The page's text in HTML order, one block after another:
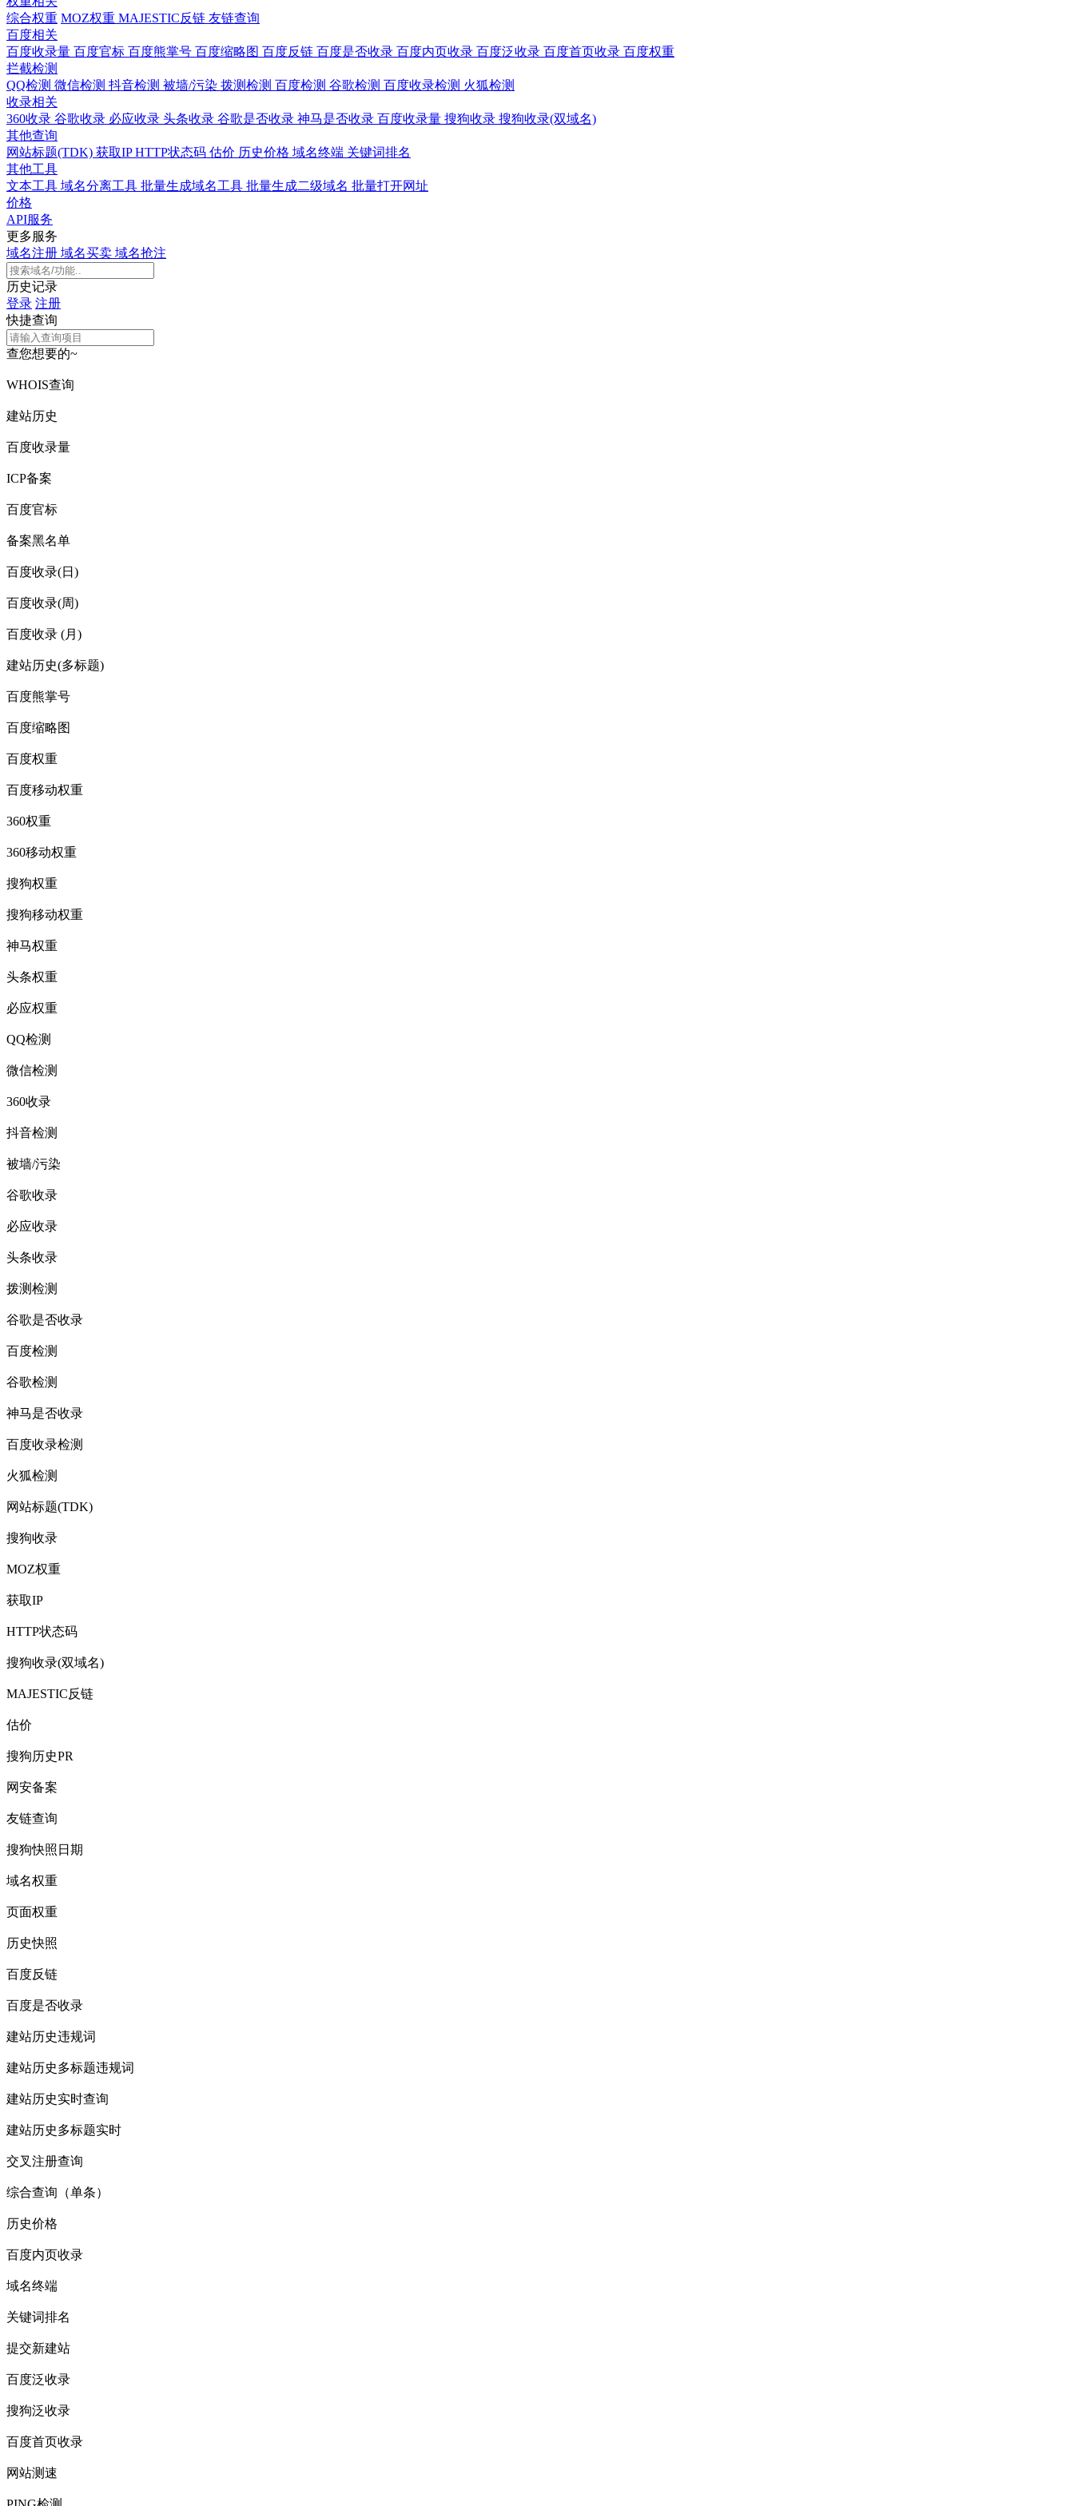
综合权重 MOZ权重 MAJESTIC反链 友链查询
百度相关
百度收录量 百度官标 百度熊掌号 百度缩略图 百度反链 百度是否收录 百度内页收录 百度泛收录 百度首页收录 百度权重
拦截检测
QQ检测 微信检测 抖音检测 被墙/污染 拨测检测 百度检测 谷歌检测 百度收录检测 火狐检测
收录相关
360收录 谷歌收录 必应收录 头条收录 谷歌是否收录 神马是否收录 百度收录量 搜狗收录 搜狗收录(双域名)
其他查询
网站标题(TDK) 获取IPHTTP状态码 估价 历史价格 域名终端 关键词排名
其他工具
文本工具 域名分离工具 批量生成域名工具 批量生成二级域名 批量打开网址
价格
API服务
更多服务
域名注册 域名买卖 域名抢注
历史记录
登录 注册
快捷查询
查您想要的~
WHOIS查询
建站历史
百度收录量
ICP备案
百度官标
备案黑名单
百度收录(日)
百度收录(周)
百度收录 (月)
建站历史(多标题)
百度熊掌号
百度缩略图
百度权重
百度移动权重
360权重
360移动权重
搜狗权重
搜狗移动权重
神马权重
头条权重
必应权重
QQ检测
微信检测
360收录
抖音检测
被墙/污染
谷歌收录
必应收录
头条收录
拨测检测
谷歌是否收录
百度检测
谷歌检测
神马是否收录
百度收录检测
火狐检测
网站标题(TDK)
搜狗收录
MOZ权重
获取IP
HTTP状态码
搜狗收录(双域名)
MAJESTIC反链
估价
搜狗历史PR
网安备案
友链查询
搜狗快照日期
域名权重
页面权重
历史快照
百度反链
百度是否收录
建站历史违规词
建站历史多标题违规词
建站历史实时查询
建站历史多标题实时
交叉注册查询
综合查询（单条）
历史价格
百度内页收录
域名终端
关键词排名
提交新建站
百度泛收录
搜狗泛收录
百度首页收录
网站测速